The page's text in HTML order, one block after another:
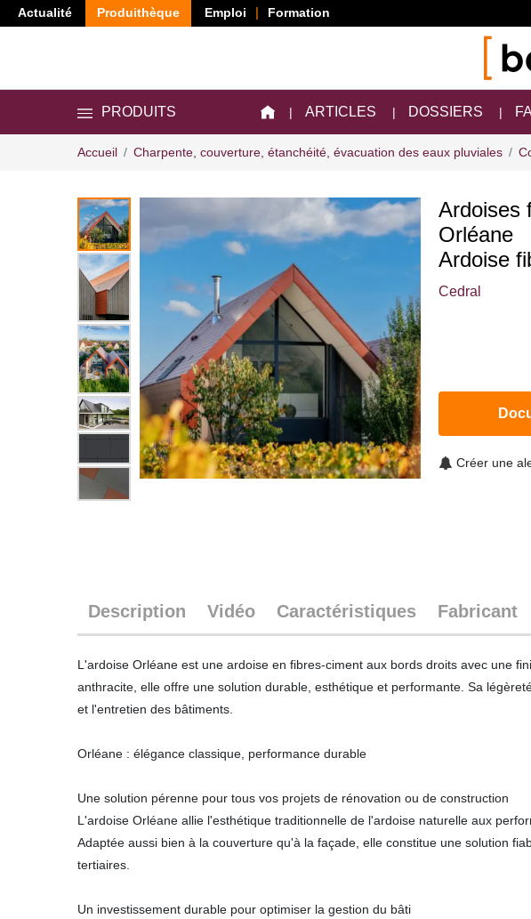
Actualité Produithèque Emploi Formation
PRODUITS ARTICLES DOSSIERS
Accueil Charpente, couverture, étanchéité, évacuation des eaux pluviales
Ardoises
Orléane
Ardoise
Cedral
Créer une
Description Vidéo Caractéristiques Fabricant
L'ardoise Orléane est une ardoise en fibres-ciment aux bords droits avec une
anthracite, elle offre une solution durable, esthétique et performante. Sa
et l'entretien des bâtiments.
Orléane : élégance classique, performance durable
Une solution pérenne pour tous vos projets de rénovation ou de construction
L'ardoise Orléane allie l'esthétique traditionnelle de l'ardoise naturelle aux
Adaptée aussi bien à la couverture qu'à la façade, elle constitue une solution
tertiaires.
Un investissement durable pour optimiser la gestion du bâti